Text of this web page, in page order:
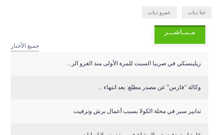
جنا دياب عمرو دياب
مــبــاشـــر
جميع الأخبار
زيلينسكي في صربيا السبت للمرة الأولى منذ الغزو الر...
وكالة “فارس” عن مصدر مطلع: بعد انتهاء ...
تدابير سير في محلة الكولا بسبب أعمال برش وتزفيت